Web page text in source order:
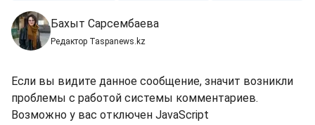
Бахыт Сарсембаева
Редактор Taspanews.kz
Если вы видите данное сообщение, значит возникли
проблемы с работой системы комментариев.
Возможно у вас отключен JavaScript